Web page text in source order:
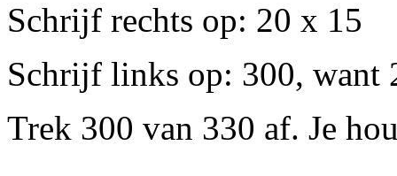
Schrijf rechts op: 20 x 15
Schrijf links op: 300, want
Trek 300 van 330 af. Je